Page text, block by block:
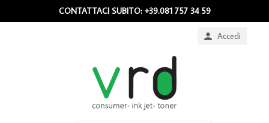
CONTATTACI SUBITO: +39.081 757 34 59
 Accedi